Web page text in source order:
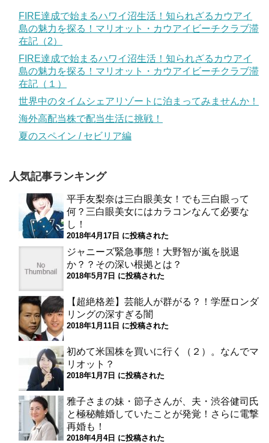
FIRE達成で始まるハワイ沼生活！知られざるカウアイ
島の魅力を探る！マリオット・カウアイビーチクラブ滞
在記（2）
FIRE達成で始まるハワイ沼生活！知られざるカウアイ
島の魅力を探る！マリオット・カウアイビーチクラブ滞
在記（１）
世界中のタイムシェアリゾートに泊まってみませんか！
海外高配当株で配当生活に挑戦！
夏のスペイン / セビリア編
人気記事ランキング
平手友梨奈は三白眼美女！でも三白眼って
何？三白眼美女にはカラコンなんて必要な
し！
2018年4月17日 に投稿された
ジャニーズ緊急事態！大野智が嵐を脱退
か？？その深い根拠とは？
2018年5月7日 に投稿された
【超絶格差】芸能人が群がる？！学歴ロンダ
リングの深すぎる闇
2018年1月11日 に投稿された
初めて米国株を買いに行く（２）。なんでマ
リオット？
2018年1月7日 に投稿された
雅子さまの妹・節子さんが、夫・渋谷健司氏
と極秘離婚していたことが発覚！さらに電撃
再婚も！
2018年4月4日 に投稿された